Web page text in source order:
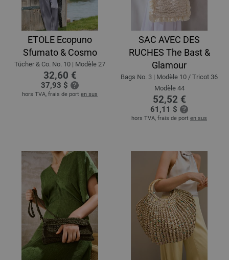
ETOLE Ecopuno
Sfumato & Cosmo
Tücher & Co. No. 10 | Modèle 27
32,60 €
37,93 $
hors TVA, frais de port en sus
SAC AVEC DES
RUCHES The Bast &
Glamour
Bags No. 3 | Modèle 10 / Tricot 36
Modèle 44
52,52 €
61,11 $
hors TVA, frais de port en sus